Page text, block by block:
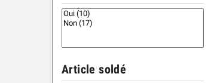
Article soldé